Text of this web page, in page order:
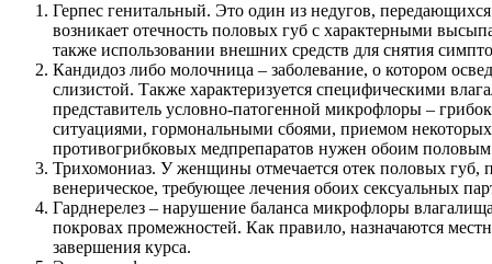
Герпес генитальный. Это один из недугов,
возникает отечность половых губ с характерными
также использовании внешних средств для снятия
Кандидоз либо молочница – заболевание, о котором
слизистой. Также характеризуется специфическими
представитель условно-патогенной микрофлоры –
ситуациями, гормональными сбоями, приемом
противогрибковых медпрепаратов нужен обоим
Трихомониаз. У женщины отмечается отек половых губ,
венерическое, требующее лечения обоих сексуальных
Гарднерелез – нарушение баланса микрофлоры
покровах промежностей. Как правило, назначаются
завершения курса.